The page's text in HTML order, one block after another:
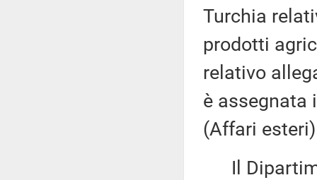
Turchia
prodotti
relativo
è assegnata
(Affari
Il